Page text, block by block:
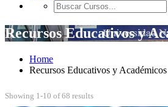
Recursos Educativos y
Home
Recursos Educativos y Académicos
Showing 1-10 of 68 results